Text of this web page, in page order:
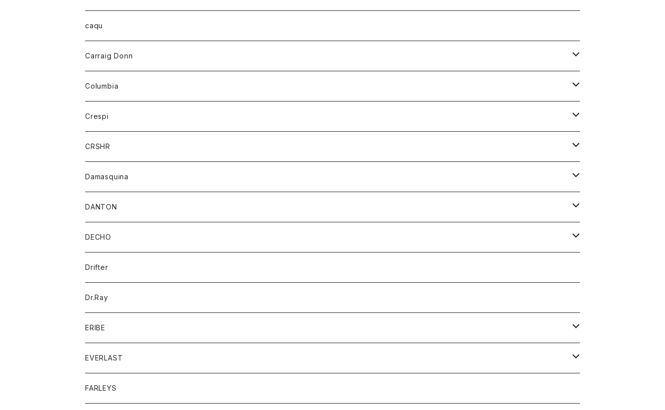
チーフ
バンダナ
トレーナー
パーカー
オーバーオール
ショートパンツ
レディース
オーバーオール
カーディガン
Tシャツ
パーカー
靴
トップス
ハーフスリーブTシャツ
caqu
Carraig Donn
ニット
Columbia
アウター
ジャケット
Crespi
ジャケット
ワンピース
ブラウス
CRSHR
キャップ
Damasquina
ウォレット
カードケース
バッグ
DANTON
アウター
コート
ジャケット
アクセサリー
バッグ
キッズ
シャツ
Tシャツ
グッズ
帽子
トップス
シャツ
ボトム
DECHO
帽子
Drifter
Dr.Ray
ERIBE
ニット
EVERLAST
トップス
FARLEYS